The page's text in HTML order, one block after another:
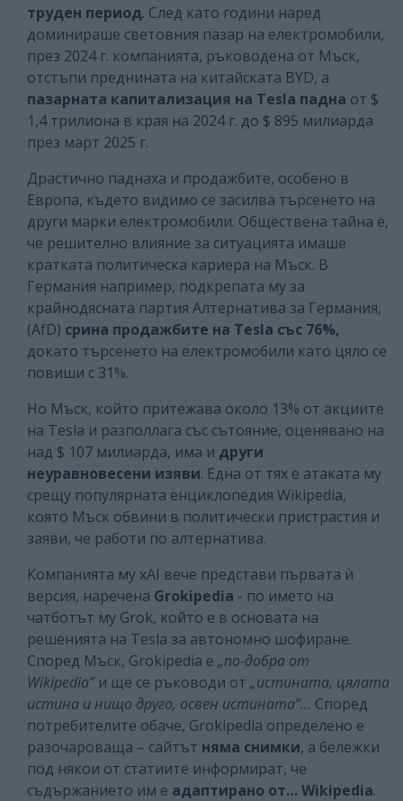
труден период. След като години наред
доминираше световния пазар на електромобили,
през 2024 г. компанията, ръководена от Мъск,
отстъпи преднината на китайската BYD, а
пазарната капитализация на Tesla падна от $
1,4 трилиона в края на 2024 г. до $ 895 милиарда
през март 2025 г.
Драстично паднаха и продажбите, особено в
Европа, където видимо се засилва търсенето на
други марки електромобили. Обществена тайна е,
че решително влияние за ситуацията имаше
кратката политическа кариера на Мъск. В
Германия например, подкрепата му за
крайнодясната партия Алтернатива за Германия,
(AfD) срина продажбите на Tesla със 76%,
докато търсенето на електромобили като цяло се
повиши с 31%.
Но Мъск, който притежава около 13% от акциите
на Tesla и разполлага със сътояние, оценявано на
над $ 107 милиарда, има и други
неуравновесени изяви. Една от тях е атаката му
срещу популярната енциклопедия Wikipedia,
която Мъск обвини в политически пристрастия и
заяви, че работи по алтернатива.
Компанията му xAI вече представи първата ѝ
версия, наречена Grokipedia - по името на
чатботът му Grok, който е в основата на
решенията на Tesla за автономно шофиране.
Според Мъск, Grokipedia е „по-добра от
Wikipedia” и ще се ръководи от „истината, цялата
истина и нищо друго, освен истината”… Според
потребителите обаче, Grokipedia определено е
разочароваща – сайтът няма снимки, а бележки
под някои от статиите информират, че
съдържанието им е адаптирано от… Wikipedia.